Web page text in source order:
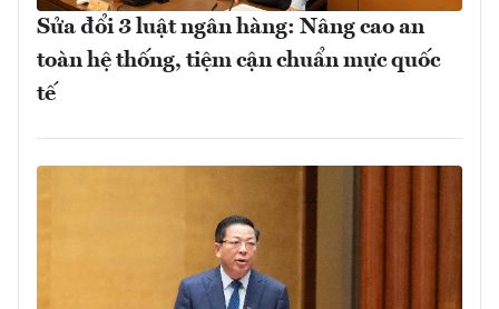
Sửa đổi 3 luật ngân hàng: Nâng cao an
toàn hệ thống, tiệm cận chuẩn mực quốc
tế